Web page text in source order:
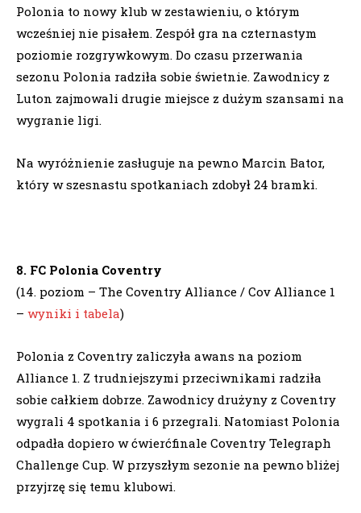
Polonia to nowy klub w zestawieniu, o którym
wcześniej nie pisałem. Zespół gra na czternastym
poziomie rozgrywkowym. Do czasu przerwania
sezonu Polonia radziła sobie świetnie. Zawodnicy z
Luton zajmowali drugie miejsce z dużym szansami na
wygranie ligi.
Na wyróżnienie zasługuje na pewno Marcin Bator,
który w szesnastu spotkaniach zdobył 24 bramki.
8. FC Polonia Coventry
(14. poziom – The Coventry Alliance / Cov Alliance 1
– wyniki i tabela)
Polonia z Coventry zaliczyła awans na poziom
Alliance 1. Z trudniejszymi przeciwnikami radziła
sobie całkiem dobrze. Zawodnicy drużyny z Coventry
wygrali 4 spotkania i 6 przegrali. Natomiast Polonia
odpadła dopiero w ćwierćfinale Coventry Telegraph
Challenge Cup. W przyszłym sezonie na pewno bliżej
przyjrzę się temu klubowi.